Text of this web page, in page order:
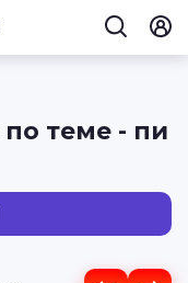
теме - пи